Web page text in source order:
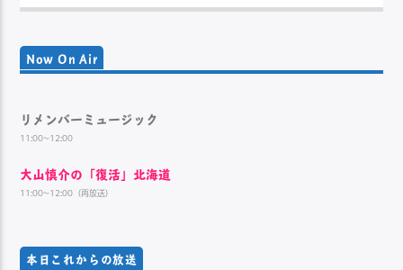
Now On Air
リメンバーミュージック
11:00~12:00
大山慎介の「復活」北海道
11:00~12:00（再放送）
本日これからの放送